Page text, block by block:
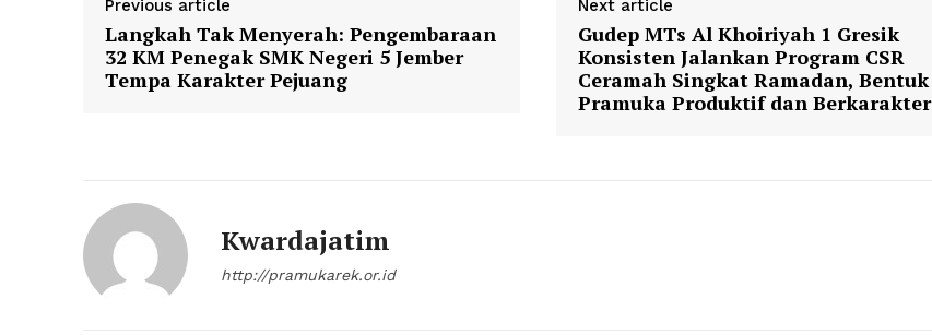
Previous article
Langkah Tak Menyerah: Pengembaraan
32 KM Penegak SMK Negeri 5 Jember
Tempa Karakter Pejuang
Next article
Gudep MTs Al Khoiriyah 1 Gresik
Konsisten Jalankan Program CSR
Ceramah Singkat Ramadan, Bentuk
Pramuka Produktif dan Berkarakter
Kwardajatim
http://pramukarek.or.id